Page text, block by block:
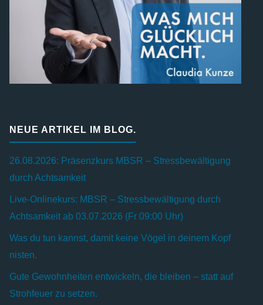
NEUE ARTIKEL IM BLOG.
26.08.2026: Präsenzkurs MBSR – Stressbewältigung
durch Achtsamkeit
Live-Onlinekurs: MBSR – Stressbewältigung durch
Achtsamkeit ab 03.07.2026 (Fr 09:00 Uhr)
Was du tun kannst, damit keine Vögel in deinem Kopf
nisten.
Gute Gewohnheiten entwickeln, die bleiben – statt auf
Strohfeuer zu setzen.